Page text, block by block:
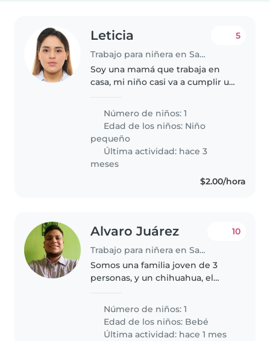
Leticia
Trabajo para niñera en San Salvador
5
Soy una mamá que trabaja en
casa, mi niño casi va a cumplir un
Estoy buscando a alguien que
me ayude por las mañanas,
necesitamos una persona
cariñosa y..
Número de niños: 1
Edad de los niños: Niño
pequeño
Última actividad: hace 3
meses
$2.00/hora
Alvaro Juárez
Trabajo para niñera en San Salvador
10
Somos una familia joven de 3
personas, y un chihuahua, el
necesitamos que lo cuide solo
jueves por la mañana de 6:50..
Número de niños: 1
Edad de los niños: Bebé
Última actividad: hace 1 mes